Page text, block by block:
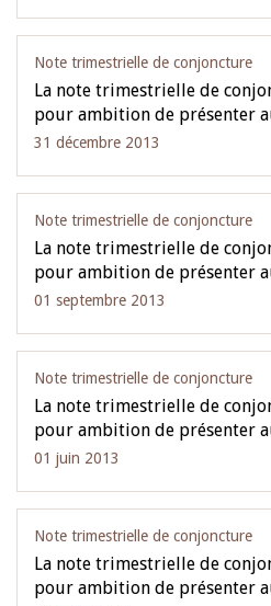
Note trimestrielle de conjoncture
La note trimestrielle de
pour ambition de présenter
31 décembre 2013
Note trimestrielle de conjoncture
La note trimestrielle de
pour ambition de présenter
01 septembre 2013
Note trimestrielle de conjoncture
La note trimestrielle de
pour ambition de présenter
01 juin 2013
Note trimestrielle de conjoncture
La note trimestrielle de
pour ambition de présenter